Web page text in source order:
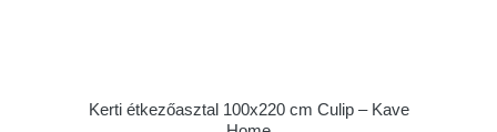
Kerti étkezőasztal 100x220 cm Culip – Kave